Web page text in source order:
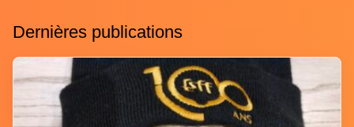
Dernières publications